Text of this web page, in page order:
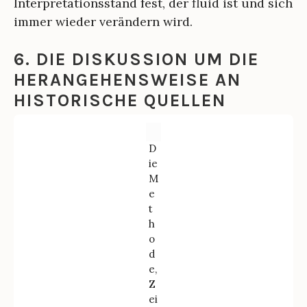
immer wieder verändern wird.
6. DIE DISKUSSION UM DIE
HERANGEHENSWEISE AN
HISTORISCHE QUELLEN
D
ie
M
e
t
h
o
d
e,
Z
ei